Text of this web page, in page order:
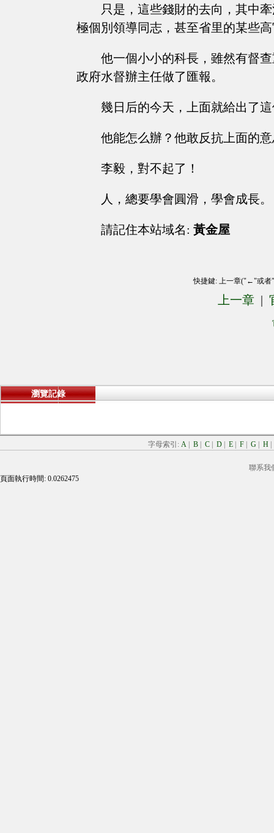
只是，這些錢財的去向，其中
極個別領導同志，甚至省里的某些
他一個小小的科長，雖然有督
政府水督辦主任做了匯報。
幾日后的今天，上面就給出了
他能怎么辦？他敢反抗上面的
李毅，對不起了！
人，總要學會圓滑，學會成長。
請記住本站域名: 黃金屋
快捷鍵: 上一章("←"或
上一章 |
瀏覽記錄
字母索引: A B C D E F G H
聯系我
頁面執行時間: 0.0262475